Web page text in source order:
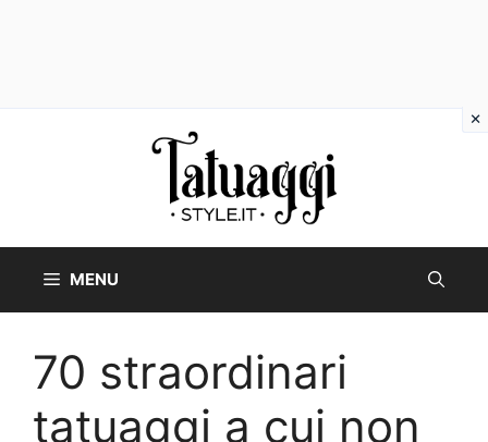
MENU
70 straordinari
tatuaggi a cui non